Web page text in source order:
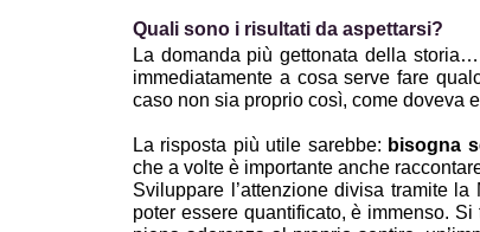
Quali sono i risultati da aspettarsi?
La domanda più gettonata della
immediatamente a cosa serve fare
caso non sia proprio così, come doveva
La risposta più utile sarebbe: bisogna
che a volte è importante anche
Sviluppare l’attenzione divisa tramite
poter essere quantificato, è immenso.